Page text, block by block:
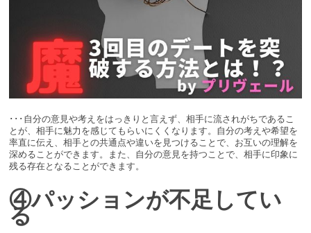
･･･自分の意見や考えをはっきりと言えず、相手に流されがちであるこ
とが、相手に魅力を感じてもらいにくくなります。自分の考えや希望を
率直に伝え、相手との共通点や違いを見つけることで、お互いの理解を
深めることができます。また、自分の意見を持つことで、相手に印象に
残る存在となることができます。
④パッションが不足してい
る